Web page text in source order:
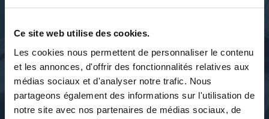
Ce site web utilise des cookies.
Les cookies nous permettent de personnaliser le contenu
et les annonces, d'offrir des fonctionnalités relatives aux
médias sociaux et d'analyser notre trafic. Nous
partageons également des informations sur l'utilisation de
notre site avec nos partenaires de médias sociaux, de
REMAZEILLES
À PROPOS DE L'AUTEUR
désordre mental